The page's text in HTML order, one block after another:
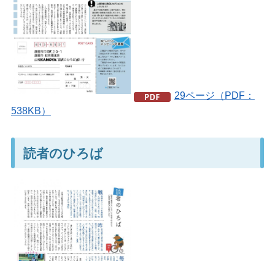
29ページ（PDF：
538KB）
読者のひろば